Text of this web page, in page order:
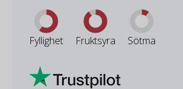
Fyllighet Fruktsyra Sötma